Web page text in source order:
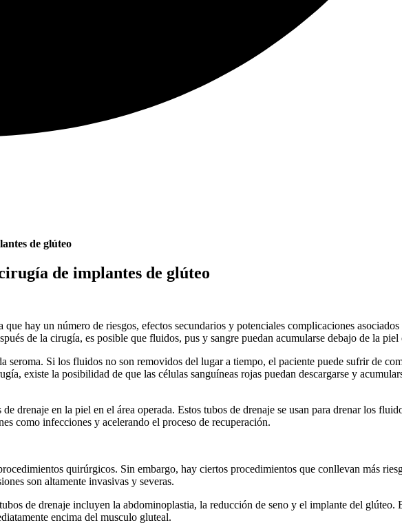
de glúteo
de implantes de glúteo
hay un número de riesgos, efectos secundarios y potenciales complicaciones
de la cirugía, es posible que fluidos, pus y sangre puedan acumularse debajo de la piel
seroma. Si los fluidos no son removidos del lugar a tiempo, el paciente puede sufrir de
existe la posibilidad de que las células sanguíneas rojas puedan descargarse y
drenaje en la piel en el área operada. Estos tubos de drenaje se usan para drenar los
como infecciones y acelerando el proceso de recuperación.
quirúrgicos. Sin embargo, hay ciertos procedimientos que conllevan más
son altamente invasivas y severas.
de drenaje incluyen la abdominoplastia, la reducción de seno y el implante del glúteo.
encima del musculo gluteal.